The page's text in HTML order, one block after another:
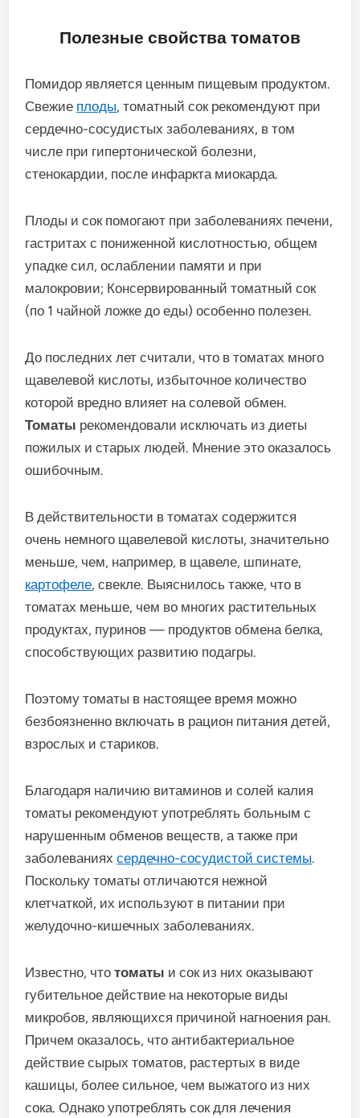
Полезные свойства томатов
Помидор является ценным пищевым продуктом.
Свежие плоды, томатный сок рекомендуют при
сердечно-сосудистых заболеваниях, в том
числе при гипертонической болезни,
стенокардии, после инфаркта миокарда.
Плоды и сок помогают при заболеваниях печени,
гастритах с пониженной кислотностью, общем
упадке сил, ослаблении памяти и при
малокровии; Консервированный томатный сок
(по 1 чайной ложке до еды) особенно полезен.
До последних лет считали, что в томатах много
щавелевой кислоты, избыточное количество
которой вредно влияет на солевой обмен.
Томаты рекомендовали исключать из диеты
пожилых и старых людей. Мнение это оказалось
ошибочным.
В действительности в томатах содержится
очень немного щавелевой кислоты, значительно
меньше, чем, например, в щавеле, шпинате,
картофеле, свекле. Выяснилось также, что в
томатах меньше, чем во многих растительных
продуктах, пуринов — продуктов обмена белка,
способствующих развитию подагры.
Поэтому томаты в настоящее время можно
безбоязненно включать в рацион питания детей,
взрослых и стариков.
Благодаря наличию витаминов и солей калия
томаты рекомендуют употреблять больным с
нарушенным обменов веществ, а также при
заболеванияхсердечно-сосудистой системы.
Поскольку томаты отличаются нежной
клетчаткой, их используют в питании при
желудочно-кишечных заболеваниях.
Известно, чтотоматы и сок из них оказывают
губительное действие на некоторые виды
микробов, являющихся причиной нагноения ран.
Причем оказалось, что антибактериальное
действие сырых томатов, растертых в виде
кашицы, более сильное, чем выжатого из них
сока. Однако употреблять сок для лечения